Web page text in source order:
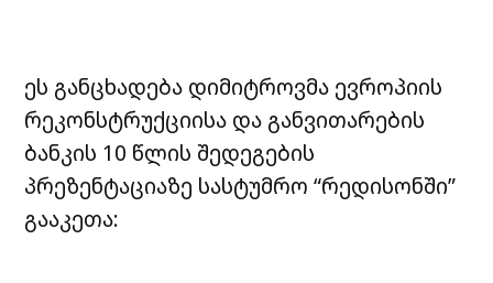
ეს განცხადება დიმიტროვმა ევროპიის
რეკონსტრუქციისა და განვითარების
ბანკის 10 წლის შედეგების
პრეზენტაციაზე სასტუმრო “რედისონში”
გააკეთა: